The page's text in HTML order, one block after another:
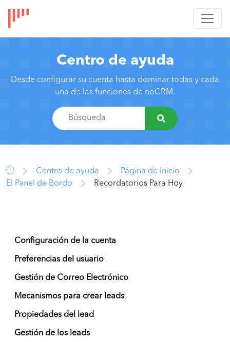
Centro de ayuda
Desde configurar su cuenta hasta dominar todas y cada
una de las funciones de noCRM.
Centro de ayuda
Página de Inicio
El Panel de Bordo
Recordatorios Para Hoy
Configuración de la cuenta
Preferencias del usuario
Gestión de Correo Electrónico
Mecanismos para crear leads
Propiedades del lead
Gestión de los leads